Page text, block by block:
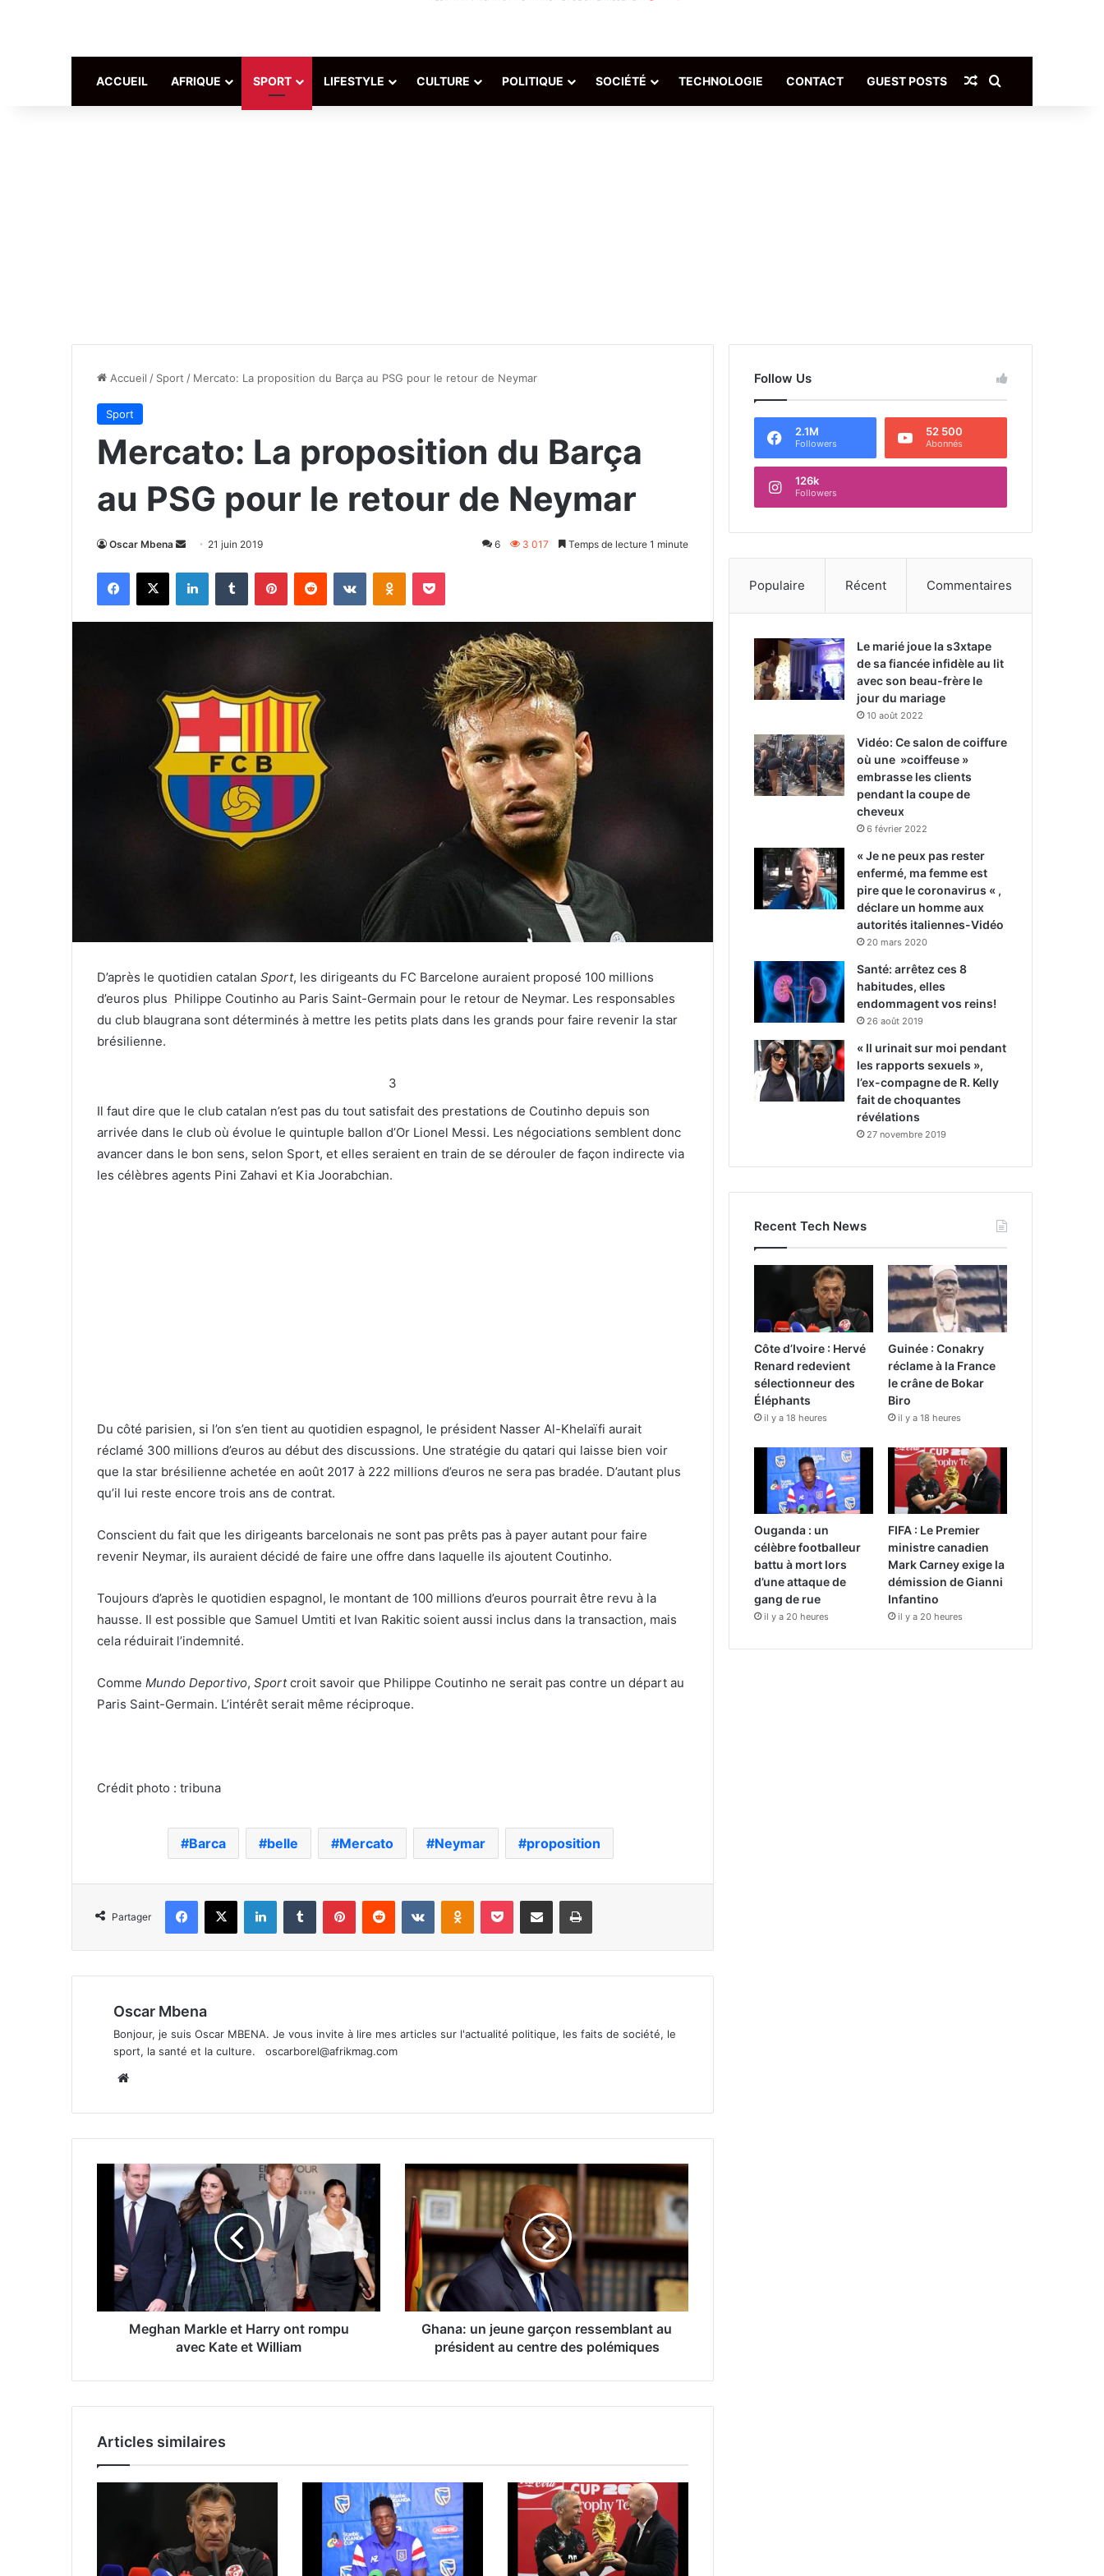
ACCUEIL AFRIQUE SPORT LIFESTYLE CULTURE POLITIQUE SOCIÉTÉ TECHNOLOGIE CONTACT GUEST POSTS Article Aléatoire
Accueil / Sport / Mercato: La proposition du Barça au PSG pour le retour de Neymar
Sport
Mercato: La proposition du Barça
au PSG pour le retour de Neymar
Oscar Mbena
Envoyer
courriel
21 juin 2019 6 3 017 Temps de lecture 1 minute
Facebook
X LinkedinTumblr PinterestReddit VKontakteOdnoklassniki
Pocket
D’après le quotidien catalan Sport, les dirigeants du FC Barcelone auraient proposé 100 millions
d’euros plus Philippe Coutinho au Paris Saint-Germain pour le retour de Neymar. Les responsables
du club blaugrana sont déterminés à mettre les petits plats dans les grands pour faire revenir la star
brésilienne.
3
Il faut dire que le club catalan n’est pas du tout satisfait des prestations de Coutinho depuis son
arrivée dans le club où évolue le quintuple ballon d’Or Lionel Messi. Les négociations semblent donc
avancer dans le bon sens, selon Sport, et elles seraient en train de se dérouler de façon indirecte via
les célèbres agents Pini Zahavi et Kia Joorabchian.
Du côté parisien, si l’on s’en tient au quotidien espagnol, le président Nasser Al-Khelaïfi aurait
réclamé 300 millions d’euros au début des discussions. Une stratégie du qatari qui laisse bien voir
que la star brésilienne achetée en août 2017 à 222 millions d’euros ne sera pas bradée. D’autant plus
qu’il lui reste encore trois ans de contrat.
Conscient du fait que les dirigeants barcelonais ne sont pas prêts pas à payer autant pour faire
revenir Neymar, ils auraient décidé de faire une offre dans laquelle ils ajoutent Coutinho.
Toujours d’après le quotidien espagnol, le montant de 100 millions d’euros pourrait être revu à la
hausse. Il est possible que Samuel Umtiti et Ivan Rakitic soient aussi inclus dans la transaction, mais
cela réduirait l’indemnité.
Comme Mundo Deportivo, Sportcroit savoir que Philippe Coutinho ne serait pas contre un départ au
Paris Saint-Germain. L’intérêt serait même réciproque.
Crédit photo : tribuna
Barca belle Mercato Neymar proposition
Partager
Facebook
X LinkedinTumblr PinterestReddit VKontakteOdnoklassniki
Pocket Partager par email Imprimer
Oscar Mbena
Bonjour, je suis Oscar MBENA. Je vous invite à lire mes articles sur l'actualité politique, les faits de société, le
sport, la santé et la culture. oscarborel@afrikmag.com
Meghan Markle et Harry ont rompu
avec Kate et William
Ghana: un jeune garçon ressemblant au
président au centre des polémiques
Articles similaires
Follow Us
2.1M
Followers
52 500
Abonnés
126k
Followers
Populaire Récent Commentaires
Le marié joue la s3xtape
de sa fiancée infidèle au lit
avec son beau-frère le
jour du mariage
10 août 2022
Vidéo: Ce salon de coiffure
où une »coiffeuse »
embrasse les clients
pendant la coupe de
cheveux
6 février 2022
« Je ne peux pas rester
enfermé, ma femme est
pire que le coronavirus « ,
déclare un homme aux
autorités italiennes-Vidéo
20 mars 2020
Santé: arrêtez ces 8
habitudes, elles
endommagent vos reins!
26 août 2019
« Il urinait sur moi pendant
les rapports sexuels »,
l’ex-compagne de R. Kelly
fait de choquantes
révélations
27 novembre 2019
Recent Tech News
Côte d’Ivoire : Hervé
Renard redevient
sélectionneur des
Éléphants
il y a 18 heures
Guinée : Conakry
réclame à la France
le crâne de Bokar
Biro
il y a 18 heures
Ouganda : un
célèbre footballeur
battu à mort lors
d’une attaque de
gang de rue
il y a 20 heures
FIFA : Le Premier
ministre canadien
Mark Carney exige la
démission de Gianni
Infantino
il y a 20 heures